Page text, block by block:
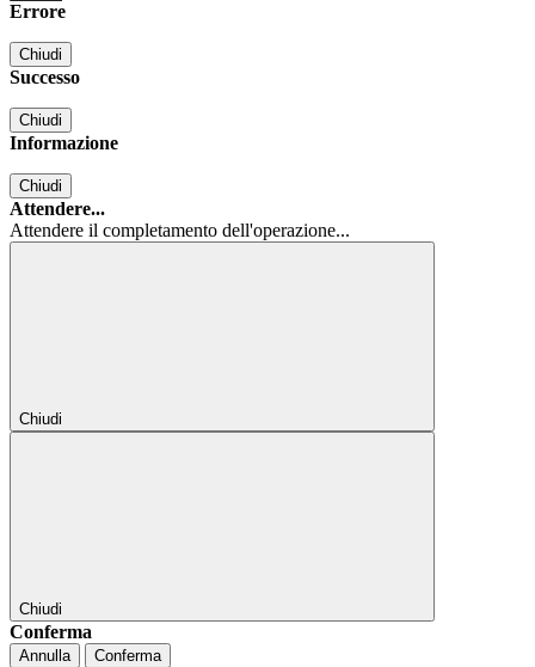
Errore
Chiudi
Successo
Chiudi
Informazione
Chiudi
Attendere...
Attendere il completamento dell'operazione...
Chiudi
Chiudi
Conferma
Annulla Conferma